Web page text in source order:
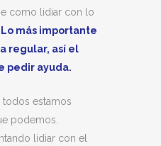
como lidiar con lo
Lo más importante
regular, así el
pedir ayuda.
estamos
podemos.
lidiar con el